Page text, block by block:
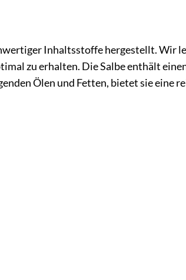
Inhaltsstoffe hergestellt. Wir
zu erhalten. Die Salbe enthält
Ölen und Fetten, bietet sie eine